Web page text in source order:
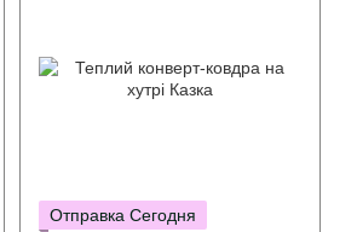
Отправка Сегодня